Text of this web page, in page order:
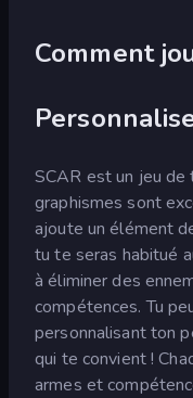
Comment
SCAR est un jeu de
graphismes sont
ajoute un élément
tu te seras habitué
à éliminer des
compétences. Tu
personnalisant ton
qui te convient !
armes et